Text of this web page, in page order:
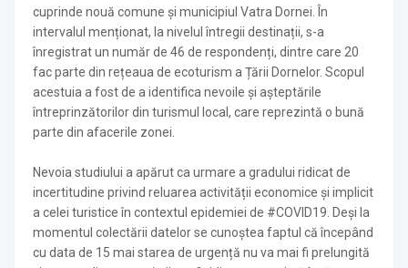
cuprinde nouă comune și municipiul Vatra Dornei. În
intervalul menționat, la nivelul întregii destinații, s-a
înregistrat un număr de 46 de respondenți, dintre care 20
fac parte din rețeaua de ecoturism a Țării Dornelor. Scopul
acestuia a fost de a identifica nevoile și așteptările
întreprinzătorilor din turismul local, care reprezintă o bună
parte din afacerile zonei.
Nevoia studiului a apărut ca urmare a gradului ridicat de
incertitudine privind reluarea activității economice și implicit
a celei turistice în contextul epidemiei de #COVID19. Deși la
momentul colectării datelor se cunoștea faptul că începând
cu data de 15 mai starea de urgență nu va mai fi prelungită